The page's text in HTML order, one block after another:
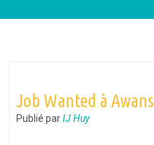
Job Wanted à Awans
Publié par IJ Huy